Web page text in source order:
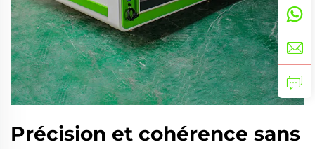
Précision et cohérence sans